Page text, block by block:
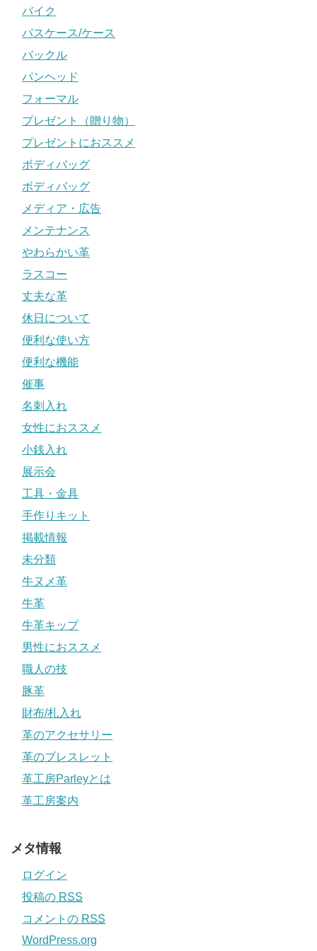
バイク
パスケース/ケース
バックル
パンヘッド
フォーマル
プレゼント（贈り物）
プレゼントにおススメ
ボディバッグ
ボディバッグ
メディア・広告
メンテナンス
やわらかい革
ラスコー
丈夫な革
休日について
便利な使い方
便利な機能
催事
名刺入れ
女性におススメ
小銭入れ
展示会
工具・金具
手作りキット
掲載情報
未分類
牛ヌメ革
牛革
牛革キップ
男性におススメ
職人の技
豚革
財布/札入れ
革のアクセサリー
革のブレスレット
革工房Parleyとは
革工房案内
メタ情報
ログイン
投稿の RSS
コメントの RSS
WordPress.org